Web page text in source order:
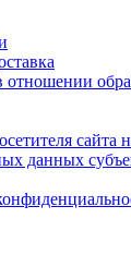
отношении
сайта
данных